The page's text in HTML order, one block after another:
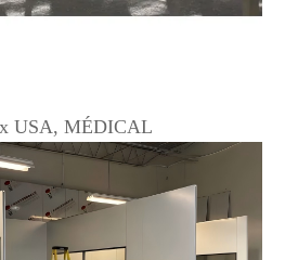
USA, MÉDICAL